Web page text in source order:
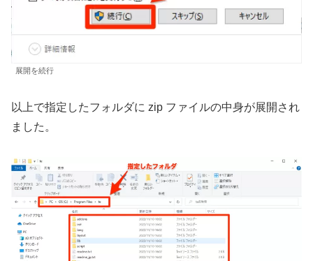
展開を続行
以上で指定したフォルダに zip ファイルの中身が展開され
ました。